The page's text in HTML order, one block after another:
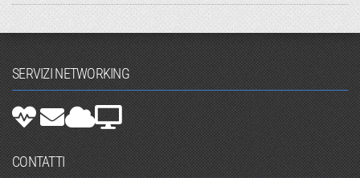
SERVIZI NETWORKING
CONTATTI